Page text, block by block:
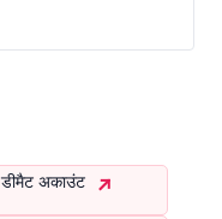
डीमैट अकाउंट